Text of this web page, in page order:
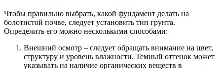
Чтобы правильно выбрать, какой фундамент делать на
болотистой почве, следует установить тип грунта.
Определить его можно несколькими способами:
Внешний осмотр – следует обращать внимание на цвет,
структуру и уровень влажности. Темный оттенок может
указывать на наличие органических веществ в